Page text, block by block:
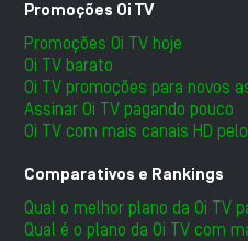
Promoções Oi TV
Promoções Oi TV hoje
Oi TV barato
Oi TV promoções para novos
Assinar Oi TV pagando pouco
Oi TV com mais canais HD
Comparativos e Rankings
Qual o melhor plano da Oi TV
Qual é o plano da Oi TV com